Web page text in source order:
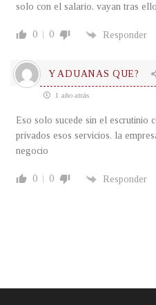
solo con el salario. vayan tras
0 0 Responder
Y ADUANAS QUE?
1 año atrás
Eso solo sucede sin el escrutinio
privados esos servicios. la
negocio
0 0 Responder